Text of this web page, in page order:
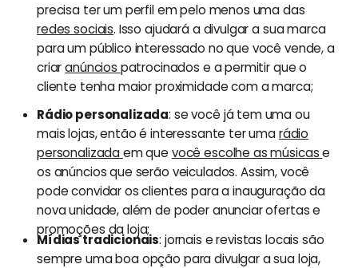
precisa ter um perfil em pelo menos uma das
redes sociais. Isso ajudará a divulgar a sua marca
para um público interessado no que você vende, a
criaranúncios patrocinados e a permitir que o
cliente tenha maior proximidade com a marca;
Rádio personalizada: se você já tem uma ou
mais lojas, então é interessante ter umarádio
personalizadaem que você escolhe as músicase
os anúncios que serão veiculados. Assim, você
pode convidar os clientes para a inauguração da
nova unidade, além de poder anunciar ofertas e
promoções da loja;
Mídias tradicionais: jornais e revistas locais são
sempre uma boa opção para divulgar a sua loja,